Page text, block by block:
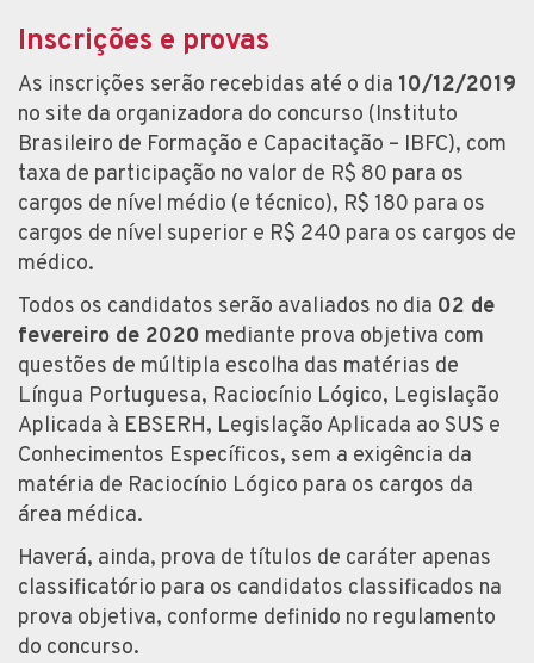
Inscrições e provas
As inscrições serão recebidas até o dia 10/12/2019
no site da organizadora do concurso (Instituto
Brasileiro de Formação e Capacitação – IBFC), com
taxa de participação no valor de R$ 80 para os
cargos de nível médio (e técnico), R$ 180 para os
cargos de nível superior e R$ 240 para os cargos de
médico.
Todos os candidatos serão avaliados no dia 02 de
fevereiro de 2020 mediante prova objetiva com
questões de múltipla escolha das matérias de
Língua Portuguesa, Raciocínio Lógico, Legislação
Aplicada à EBSERH, Legislação Aplicada ao SUS e
Conhecimentos Específicos, sem a exigência da
matéria de Raciocínio Lógico para os cargos da
área médica.
Haverá, ainda, prova de títulos de caráter apenas
classificatório para os candidatos classificados na
prova objetiva, conforme definido no regulamento
do concurso.